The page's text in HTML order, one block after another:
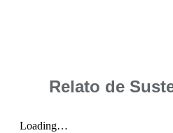
Relato de